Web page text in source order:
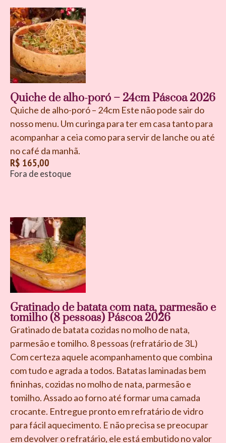
Quiche de alho-poró – 24cm Páscoa 2026
Quiche de alho-poró – 24cm Este não pode sair do
nosso menu. Um curinga para ter em casa tanto para
acompanhar a ceia como para servir de lanche ou até
no café da manhã.
R$ 165,00
Fora de estoque
Gratinado de batata com nata, parmesão e
tomilho (8 pessoas) Páscoa 2026
Gratinado de batata cozidas no molho de nata,
parmesão e tomilho. 8 pessoas (refratário de 3L)
Com certeza aquele acompanhamento que combina
com tudo e agrada a todos. Batatas laminadas bem
fininhas, cozidas no molho de nata, parmesão e
tomilho. Assado ao forno até formar uma camada
crocante. Entregue pronto em refratário de vidro
para fácil aquecimento. E não precisa se preocupar
em devolver o refratário, ele está embutido no valor